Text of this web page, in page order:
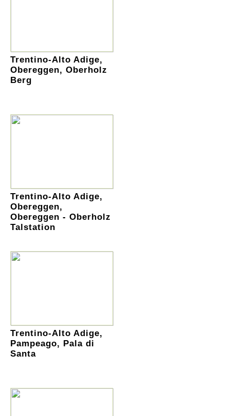
Trentino-Alto Adige,
Obereggen, Oberholz
Berg
Trentino-Alto Adige,
Obereggen,
Obereggen - Oberholz
Talstation
Trentino-Alto Adige,
Pampeago, Pala di
Santa